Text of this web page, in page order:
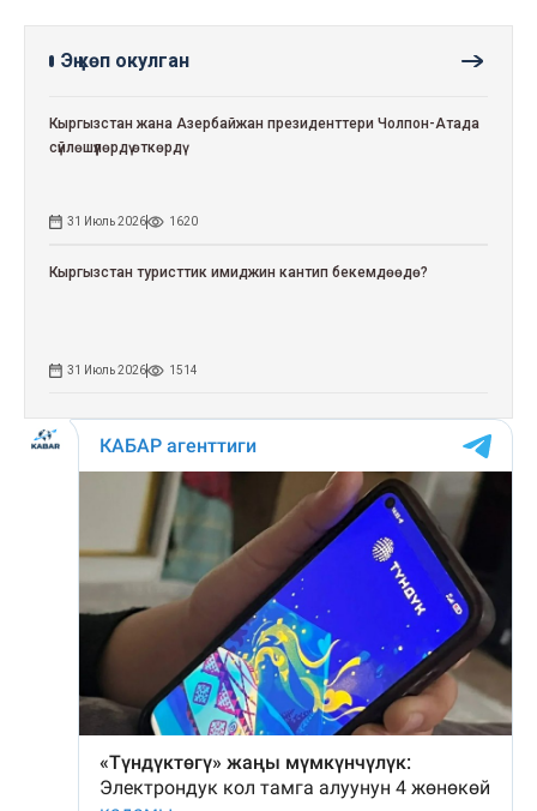
Эң көп окулган
Кыргызстан жана Азербайжан президенттери Чолпон-Атада
сүйлөшүүлөрдү өткөрдү
31 Июль 2026 1620
Кыргызстан туристтик имиджин кантип бекемдөөдө?
31 Июль 2026 1514